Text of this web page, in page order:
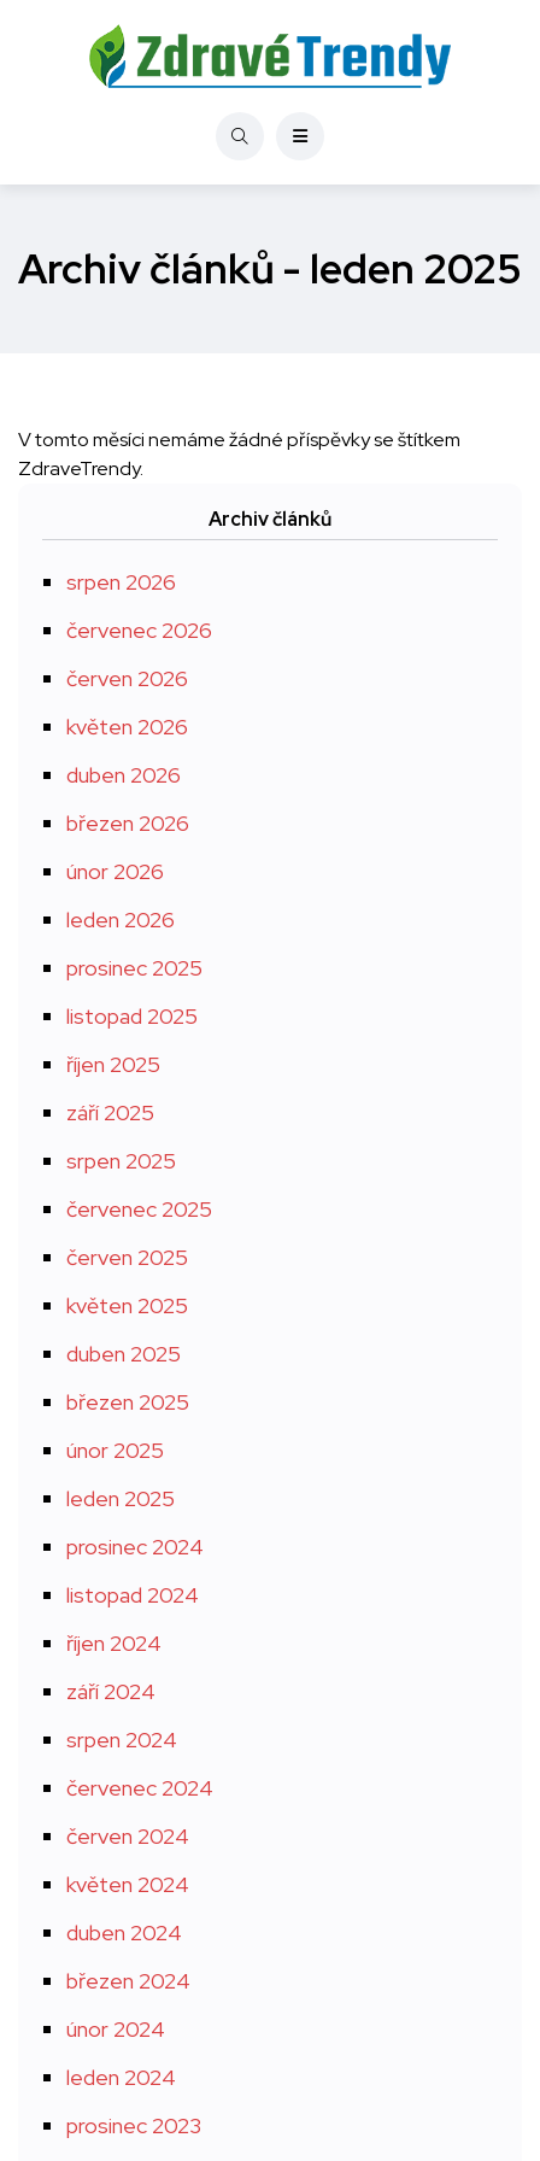
Archiv článků - leden 2025
V tomto měsíci nemáme žádné příspěvky se štítkem
ZdraveTrendy.
Archiv článků
srpen 2026
červenec 2026
červen 2026
květen 2026
duben 2026
březen 2026
únor 2026
leden 2026
prosinec 2025
listopad 2025
říjen 2025
září 2025
srpen 2025
červenec 2025
červen 2025
květen 2025
duben 2025
březen 2025
únor 2025
leden 2025
prosinec 2024
listopad 2024
říjen 2024
září 2024
srpen 2024
červenec 2024
červen 2024
květen 2024
duben 2024
březen 2024
únor 2024
leden 2024
prosinec 2023